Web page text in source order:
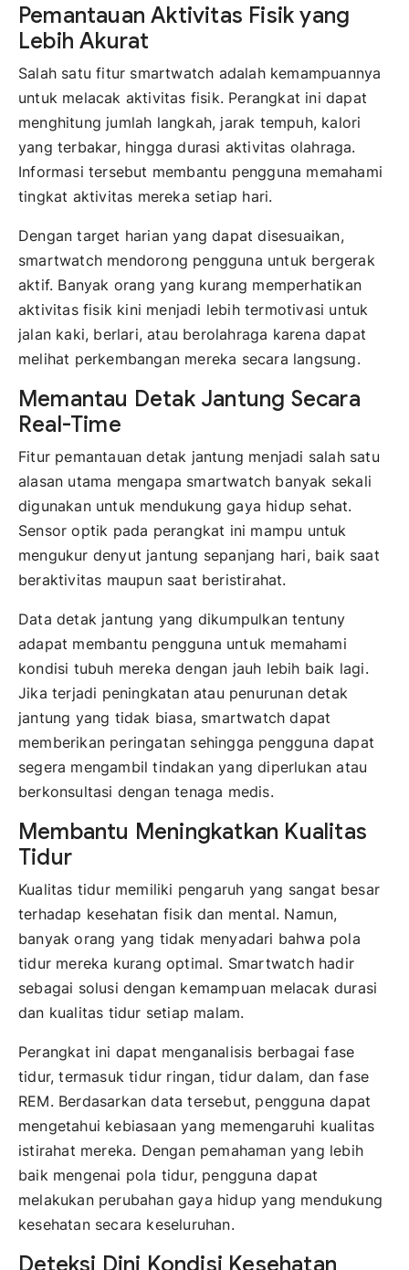
Pemantauan Aktivitas Fisik yang
Lebih Akurat
Salah satu fitur smartwatch adalah kemampuannya
untuk melacak aktivitas fisik. Perangkat ini dapat
menghitung jumlah langkah, jarak tempuh, kalori
yang terbakar, hingga durasi aktivitas olahraga.
Informasi tersebut membantu pengguna memahami
tingkat aktivitas mereka setiap hari.
Dengan target harian yang dapat disesuaikan,
smartwatch mendorong pengguna untuk bergerak
aktif. Banyak orang yang kurang memperhatikan
aktivitas fisik kini menjadi lebih termotivasi untuk
jalan kaki, berlari, atau berolahraga karena dapat
melihat perkembangan mereka secara langsung.
Memantau Detak Jantung Secara
Real-Time
Fitur pemantauan detak jantung menjadi salah satu
alasan utama mengapa smartwatch banyak sekali
digunakan untuk mendukung gaya hidup sehat.
Sensor optik pada perangkat ini mampu untuk
mengukur denyut jantung sepanjang hari, baik saat
beraktivitas maupun saat beristirahat.
Data detak jantung yang dikumpulkan tentuny
adapat membantu pengguna untuk memahami
kondisi tubuh mereka dengan jauh lebih baik lagi.
Jika terjadi peningkatan atau penurunan detak
jantung yang tidak biasa, smartwatch dapat
memberikan peringatan sehingga pengguna dapat
segera mengambil tindakan yang diperlukan atau
berkonsultasi dengan tenaga medis.
Membantu Meningkatkan Kualitas
Tidur
Kualitas tidur memiliki pengaruh yang sangat besar
terhadap kesehatan fisik dan mental. Namun,
banyak orang yang tidak menyadari bahwa pola
tidur mereka kurang optimal. Smartwatch hadir
sebagai solusi dengan kemampuan melacak durasi
dan kualitas tidur setiap malam.
Perangkat ini dapat menganalisis berbagai fase
tidur, termasuk tidur ringan, tidur dalam, dan fase
REM. Berdasarkan data tersebut, pengguna dapat
mengetahui kebiasaan yang memengaruhi kualitas
istirahat mereka. Dengan pemahaman yang lebih
baik mengenai pola tidur, pengguna dapat
melakukan perubahan gaya hidup yang mendukung
kesehatan secara keseluruhan.
Deteksi Dini Kondisi Kesehatan